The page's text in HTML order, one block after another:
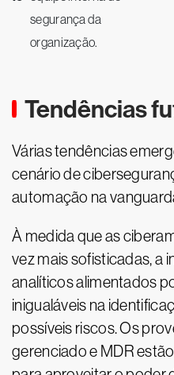
segurança da
organização.
Tendências
Várias tendências
cenário de
automação na
À medida que as
vez mais sofisticadas, a
analíticos alimentados
inigualáveis na
possíveis riscos. Os
gerenciado e MDR